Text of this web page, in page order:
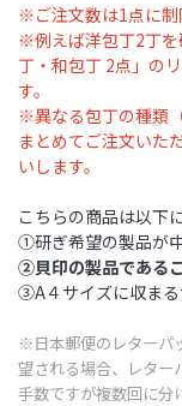
※ご注文数は1点に制
※例えば洋包丁2丁
丁・和包丁 2点」の
す。
※異なる包丁の種類
まとめてご注文いた
いします。
こちらの商品は以下
①研ぎ希望の製品が
②貝印の製品である
③A４サイズに収ま
※日本郵便のレターパ
望される場合、レター
手数ですが複数回に分